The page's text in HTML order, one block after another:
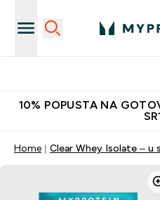
10% POPUSTA NA
Home Clear Whey Isolate – u